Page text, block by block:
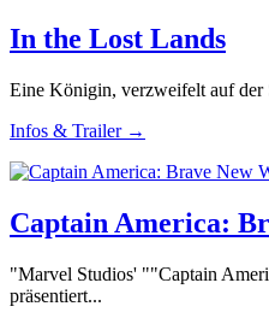
In the Lost Lands
Eine Königin, verzweifelt auf der
Infos & Trailer →
Captain America:
"Marvel Studios' ""Captain
präsentiert...